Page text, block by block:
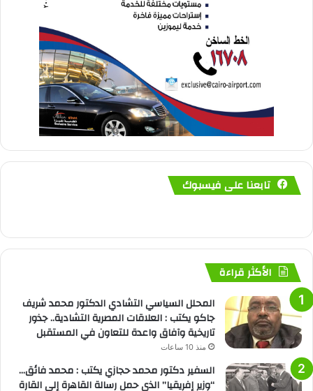
تابعنا على فيسبوك
الأكثر قراءة
المحلل السياسي التشادي الدكتور محمد شريف
جاكو يكتب : العلاقات المصرية التشادية.. جذور
تاريخية وآفاق واعدة للتعاون في المستقبل
منذ 10 ساعات
السفير دكتور محمد حجازي يكتب : محمد فائق…
“وزير إفريقيا” الذي حمل رسالة القاهرة إلى القارة